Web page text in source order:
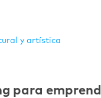
y artística
para